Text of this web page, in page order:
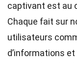
captivant est au
Chaque fait sur
utilisateurs
d’informations